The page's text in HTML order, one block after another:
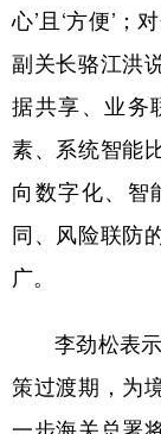
心’且‘方便’；
副关长骆江洪
据共享、业务
素、系统智能
向数字化、智
同、风险联防
广。
李劲松表示
策过渡期，为